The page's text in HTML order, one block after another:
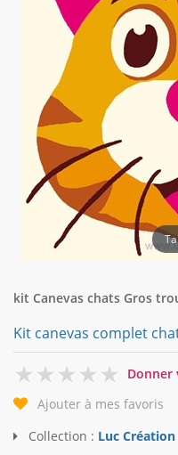
kit Canevas chats Gros
Kit canevas complet
0
Donner
Ajouter à mes favoris
Collection : Luc Création